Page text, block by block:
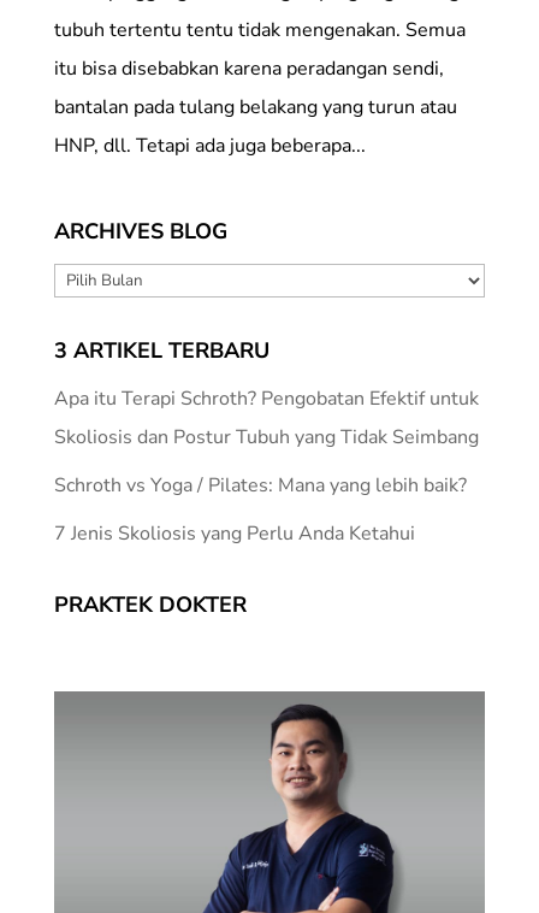
tubuh tertentu tentu tidak mengenakan. Semua
itu bisa disebabkan karena peradangan sendi,
bantalan pada tulang belakang yang turun atau
HNP, dll. Tetapi ada juga beberapa...
ARCHIVES BLOG
ARCHIVES
3 ARTIKEL TERBARU
Apa itu Terapi Schroth? Pengobatan Efektif untuk
Skoliosis dan Postur Tubuh yang Tidak Seimbang
Schroth vs Yoga / Pilates: Mana yang lebih baik?
7 Jenis Skoliosis yang Perlu Anda Ketahui
PRAKTEK DOKTER